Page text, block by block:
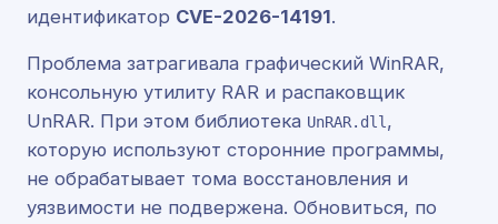
идентификатор CVE-2026-14191.
Проблема затрагивала графический WinRAR,
консольную утилиту RAR и распаковщик
UnRAR. При этом библиотека UnRAR.dll ,
которую используют сторонние программы,
не обрабатывает тома восстановления и
уязвимости не подвержена. Обновиться, по